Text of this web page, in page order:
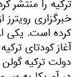
ترکیه را منتشر
خبرگزاری
کرده است. یکی
آغاز کودتای
دولت ترکیه